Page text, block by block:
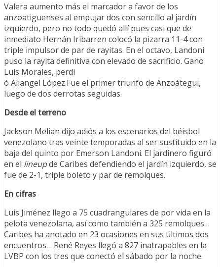
Valera aumento más el marcador a favor de los
anzoatiguenses al empujar dos con sencillo al jardín
izquierdo, pero no todo quedó allí pues casi que de
inmediato Hernán Iribarren colocó la pizarra 11-4 con
triple impulsor de par de rayitas. En el octavo, Landoni
puso la rayita definitiva con elevado de sacrificio. Gano
Luis Morales, perdi
ó Aliangel López.Fue el primer triunfo de Anzoátegui,
luego de dos derrotas seguidas.
Desde el terreno
Jackson Melian dijo adiós a los escenarios del béisbol
venezolano tras veinte temporadas al ser sustituido en la
baja del quinto por Emerson Landoni. El jardinero figuró
en el lineupde Caribes defendiendo el jardín izquierdo, se
fue de 2-1, triple boleto y par de remolques.
En cifras
Luis Jiménez llego a 75 cuadrangulares de por vida en la
pelota venezolana, así como también a 325 remolques…
Caribes ha anotado en 23 ocasiones en sus últimos dos
encuentros… René Reyes llegó a 827 inatrapables en la
LVBP con los tres que conectó el sábado por la noche.